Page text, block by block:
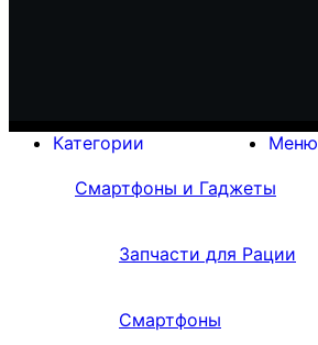
Меню
Категории
Смартфоны и Гаджеты
Запчасти для Рации
Смартфоны